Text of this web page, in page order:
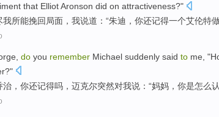
that Elliot Aronson did on attractiveness?"
我所能挽回 局面，我说道 ：“朱迪 ， 你还记得一个艾伦特
do you remember Michael suddenly said to me ,
?"
治 ， 你还记得吗 ， 迈克尔突然对我说：“妈妈 ，你是怎么